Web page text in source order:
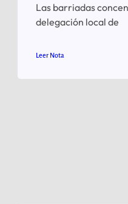
Las barriadas
delegación local de
Leer Nota